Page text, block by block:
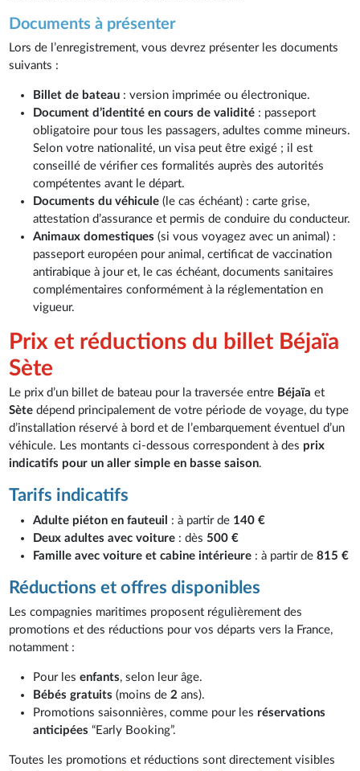
Documents à présenter
Lors de l’enregistrement, vous devrez présenter les documents
suivants :
Billet de bateau : version imprimée ou électronique.
Document d’identité en cours de validité : passeport
obligatoire pour tous les passagers, adultes comme mineurs.
Selon votre nationalité, un visa peut être exigé ; il est
conseillé de vérifier ces formalités auprès des autorités
compétentes avant le départ.
Documents du véhicule (le cas échéant) : carte grise,
attestation d’assurance et permis de conduire du conducteur.
Animaux domestiques (si vous voyagez avec un animal) :
passeport européen pour animal, certificat de vaccination
antirabique à jour et, le cas échéant, documents sanitaires
complémentaires conformément à la réglementation en
vigueur.
Prix et réductions du billet Béjaïa
Sète
Le prix d’un billet de bateau pour la traversée entre Béjaïa et
Sète dépend principalement de votre période de voyage, du type
d’installation réservé à bord et de l’embarquement éventuel d’un
véhicule. Les montants ci-dessous correspondent à des prix
indicatifs pour un aller simple en basse saison.
Tarifs indicatifs
Adulte piéton en fauteuil : à partir de 140 €
Deux adultes avec voiture : dès500 €
Famille avec voiture et cabine intérieure : à partir de815 €
Réductions et offres disponibles
Les compagnies maritimes proposent régulièrement des
promotions et des réductions pour vos départs vers la France,
notamment :
Pour lesenfants, selon leur âge.
Bébés gratuits (moins de2 ans).
Promotions saisonnières, comme pour les réservations
anticipées “Early Booking”.
Toutes les promotions et réductions sont directement visibles